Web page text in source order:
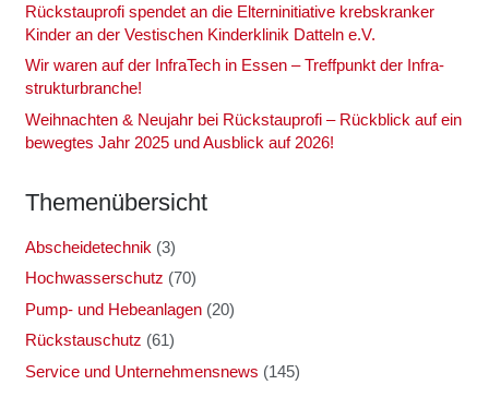
Rück­stau­pro­fi spen­det an die Eltern­in­itia­ti­ve krebs­kran­ker
Kin­der an der Ves­ti­schen Kin­der­kli­nik Dat­teln e.V.
Wir waren auf der Infra­Tech in Essen – Treff­punkt der Infra­
struk­tur­bran­che!
Weih­nach­ten & Neu­jahr bei Rück­stau­pro­fi – Rück­blick auf ein
beweg­tes Jahr 2025 und Aus­blick auf 2026!
The­men­über­sicht
Abscheidetechnik (3)
Hochwasserschutz (70)
Pump- und Hebeanlagen(20)
Rückstauschutz (61)
Service und Unternehmensnews (145)